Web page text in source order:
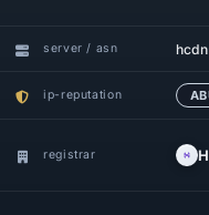
server / asn hcdn
ip-reputation
registrar